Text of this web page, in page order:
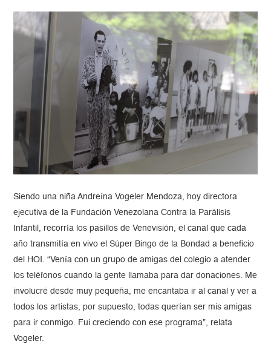
Siendo una niña Andreína Vogeler Mendoza, hoy directora
ejecutiva de la Fundación Venezolana Contra la Parálisis
Infantil, recorría los pasillos de Venevisión, el canal que cada
año transmitía en vivo el Súper Bingo de la Bondad a beneficio
del HOI. “Venía con un grupo de amigas del colegio a atender
los teléfonos cuando la gente llamaba para dar donaciones. Me
involucré desde muy pequeña, me encantaba ir al canal y ver a
todos los artistas, por supuesto, todas querían ser mis amigas
para ir conmigo. Fui creciendo con ese programa”, relata
Vogeler.